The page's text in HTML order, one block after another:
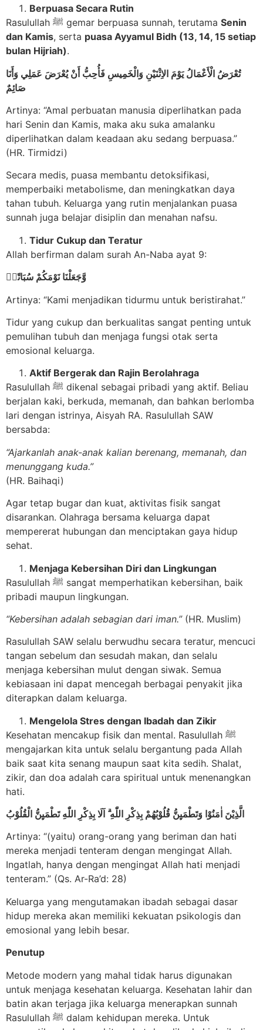
Berpuasa Secara Rutin
Rasulullah ﷺ gemar berpuasa sunnah, terutama Senin
dan Kamis, serta puasa Ayyamul Bidh (13, 14, 15 setiap
bulan Hijriah).
تُعْرَضُ الْأَعْمَالُ يَوْمَ الاِثْنَيْنِ وَالْخَمِيسِ فَأُحِبُّ أَنْ يُعْرَضَ عَمَلِي وَأَنَا
Artinya: “Amal perbuatan manusia diperlihatkan pada
hari Senin dan Kamis, maka aku suka amalanku
diperlihatkan dalam keadaan aku sedang berpuasa.”
(HR. Tirmidzi)
Secara medis, puasa membantu detoksifikasi,
memperbaiki metabolisme, dan meningkatkan daya
tahan tubuh. Keluarga yang rutin menjalankan puasa
sunnah juga belajar disiplin dan menahan nafsu.
Tidur Cukup dan Teratur
Allah berfirman dalam surah An-Naba ayat 9:
وَّجَعَلْنَا نَوْمَكُمْ سُبَاتًاۙ
Artinya: “Kami menjadikan tidurmu untuk beristirahat.”
Tidur yang cukup dan berkualitas sangat penting untuk
pemulihan tubuh dan menjaga fungsi otak serta
emosional keluarga.
Aktif Bergerak dan Rajin Berolahraga
Rasulullah ﷺ dikenal sebagai pribadi yang aktif. Beliau
berjalan kaki, berkuda, memanah, dan bahkan berlomba
lari dengan istrinya, Aisyah RA. Rasulullah SAW
bersabda:
“Ajarkanlah anak-anak kalian berenang, memanah, dan
menunggang kuda.”
(HR. Baihaqi)
Agar tetap bugar dan kuat, aktivitas fisik sangat
disarankan. Olahraga bersama keluarga dapat
mempererat hubungan dan menciptakan gaya hidup
sehat.
Menjaga Kebersihan Diri dan Lingkungan
Rasulullah ﷺ sangat memperhatikan kebersihan, baik
pribadi maupun lingkungan.
“Kebersihan adalah sebagian dari iman.”(HR. Muslim)
Rasulullah SAW selalu berwudhu secara teratur, mencuci
tangan sebelum dan sesudah makan, dan selalu
menjaga kebersihan mulut dengan siwak. Semua
kebiasaan ini dapat mencegah berbagai penyakit jika
diterapkan dalam keluarga.
Mengelola Stres dengan Ibadah dan Zikir
Kesehatan mencakup fisik dan mental. Rasulullah ﷺ
mengajarkan kita untuk selalu bergantung pada Allah
baik saat kita senang maupun saat kita sedih. Shalat,
zikir, dan doa adalah cara spiritual untuk menenangkan
hati.
الَّذِيْنَ اٰمَنُوْا وَتَطْمَىِٕنُّ قُلُوْبُهُمْ بِذِكْرِ اللّٰهِ ۗ اَلَا بِذِكْرِ اللّٰهِ تَطْمَىِٕنُّ الْقُلُوْبُ
Artinya: “(yaitu) orang-orang yang beriman dan hati
mereka menjadi tenteram dengan mengingat Allah.
Ingatlah, hanya dengan mengingat Allah hati menjadi
tenteram.” (Qs. Ar-Ra’d: 28)
Keluarga yang mengutamakan ibadah sebagai dasar
hidup mereka akan memiliki kekuatan psikologis dan
emosional yang lebih besar.
Penutup
Metode modern yang mahal tidak harus digunakan
untuk menjaga kesehatan keluarga. Kesehatan lahir dan
batin akan terjaga jika keluarga menerapkan sunnah
Rasulullah ﷺ dalam kehidupan mereka. Untuk